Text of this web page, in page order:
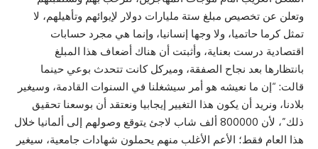
وتعلن عن تخصيص مبلغ ستة مليارات دولار لإيوائهم وتأهيلهم، لا
تمثل كرما حاتميا، ولا وجها إنسانيا، وإنما هي مجرد حسابات
اقتصادية درست بعناية، وأثبتت أن هناك أضعاف هذا المبلغ
بانتظارها بعد نجاح الصفقة، وميركل كانت تتحدث بوعي حينما
قالت: “إن ما نعيشه هو أمر سيشغلنا في السنوات القادمة، وسيغير
بلادنا، ونريد أن يكون هذا التغيير إيجابيا ونعتقد أن بوسعنا تحقيق
ذلك”، لأن 800000 ألف شاب لاجئ يتوقع وصولهم إلى ألمانيا خلال
هذا العام فقط؛ الأعم الأغلب منهم يحملون شهادات جامعية، سيغير